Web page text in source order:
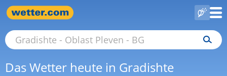
Das Wetter heute in Gradishte